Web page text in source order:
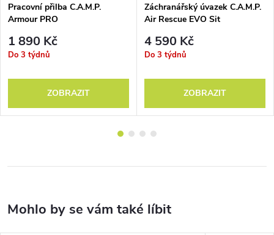
Pracovní přilba C.A.M.P.
Armour PRO
1 890 Kč
Do 3 týdnů
ZOBRAZIT
Záchranářský úvazek C.A.M.P.
Air Rescue EVO Sit
4 590 Kč
Do 3 týdnů
ZOBRAZIT